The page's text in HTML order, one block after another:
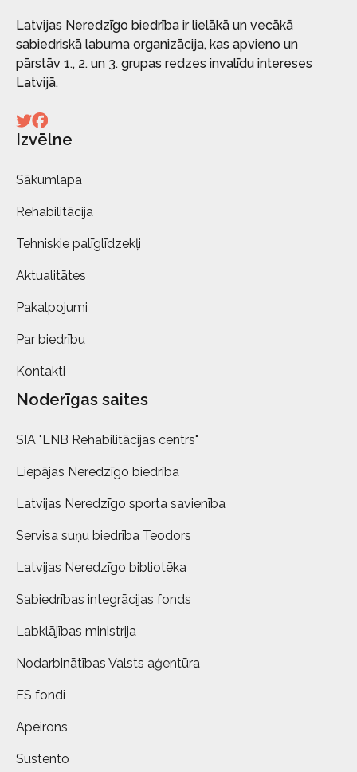
Latvijas Neredzīgo biedrība ir lielākā un vecākā
sabiedriskā labuma organizācija, kas apvieno un
pārstāv 1., 2. un 3. grupas redzes invalīdu intereses
Latvijā.
Izvēlne
Sākumlapa
Rehabilitācija
Tehniskie palīglīdzekļi
Aktualitātes
Pakalpojumi
Par biedrību
Kontakti
Noderīgas saites
SIA "LNB Rehabilitācijas centrs"
Liepājas Neredzīgo biedrība
Latvijas Neredzīgo sporta savienība
Servisa suņu biedrība Teodors
Latvijas Neredzīgo bibliotēka
Sabiedrības integrācijas fonds
Labklājības ministrija
Nodarbinātības Valsts aģentūra
ES fondi
Apeirons
Sustento